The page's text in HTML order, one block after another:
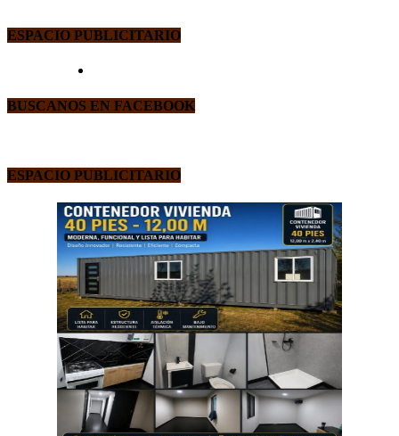
ESPACIO PUBLICITARIO
BUSCANOS EN FACEBOOK
ESPACIO PUBLICITARIO